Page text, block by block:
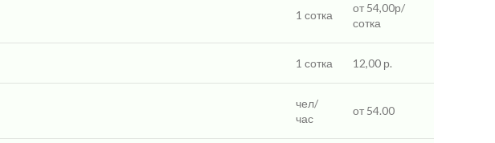
1 сотка
от 54,00р/
сотка
1 сотка 12,00 р.
чел/
час
от 54.00